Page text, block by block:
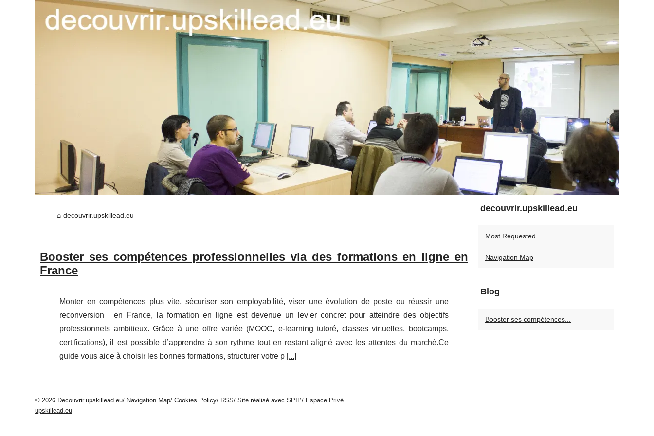
decouvrir.upskillead.eu
Booster ses compétences professionnelles via des formations en ligne en
France
Monter en compétences plus vite, sécuriser son employabilité, viser une évolution de poste ou réussir une
reconversion : en France, la formation en ligne est devenue un levier concret pour atteindre des objectifs
professionnels ambitieux. Grâce à une offre variée (MOOC, e-learning tutoré, classes virtuelles, bootcamps,
certifications), il est possible d’apprendre à son rythme tout en restant aligné avec les attentes du marché.Ce
guide vous aide à choisir les bonnes formations, structurer votre p [...]
decouvrir.upskillead.eu
Most Requested
Navigation Map
Blog
Booster ses compétences...
© 2026 Decouvrir.upskillead.eu/ Navigation Map/ Cookies Policy/ RSS/ Site réalisé avec SPIP/ Espace Privé
upskillead.eu